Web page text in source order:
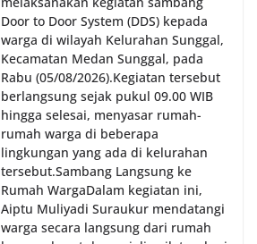
Door to Door System (DDS) kepada
warga di wilayah Kelurahan Sunggal,
Kecamatan Medan Sunggal, pada
Rabu (05/08/2026).‎‎Kegiatan tersebut
berlangsung sejak pukul 09.00 WIB
hingga selesai, menyasar rumah-
rumah warga di beberapa
lingkungan yang ada di kelurahan
tersebut.‎Sambang Langsung ke
Rumah Warga‎Dalam kegiatan ini,
Aiptu Muliyadi Suraukur mendatangi
warga secara langsung dari rumah